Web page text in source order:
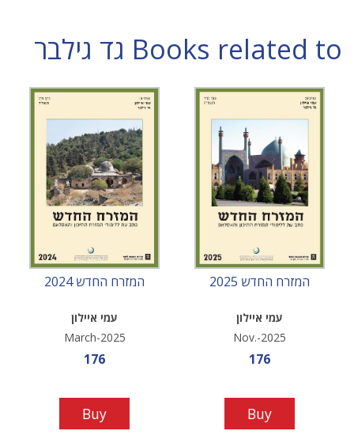
Books related to גד גילבר
המזרח החדש 2025
עמי איילון
Nov.-2025
Sale price
176
Buy
המזרח החדש 2024
עמי איילון
March-2025
Sale price
176
Buy